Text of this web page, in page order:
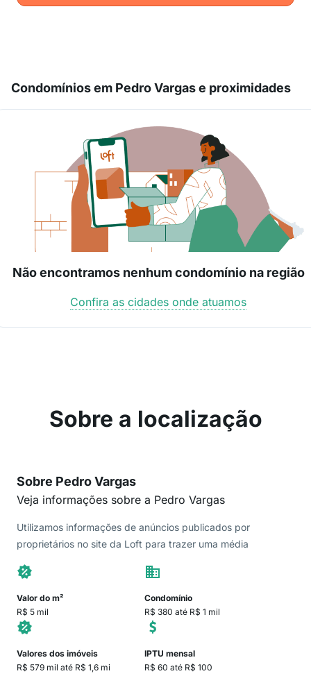
Condomínios em Pedro Vargas e proximidades
Não encontramos nenhum condomínio na região
Confira as cidades onde atuamos
Sobre a localização
Sobre Pedro Vargas
Veja informações sobre a Pedro Vargas
Utilizamos informações de anúncios publicados por
proprietários no site da Loft para trazer uma média
Valor do m²
R$ 5 mil
Condomínio
R$ 380 até R$ 1 mil
Valores dos imóveis
R$ 579 mil até R$ 1,6 mi
IPTU mensal
R$ 60 até R$ 100